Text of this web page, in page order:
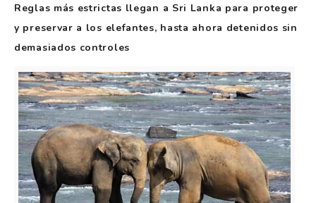
Reglas más estrictas llegan a Sri Lanka para proteger
y preservar a los elefantes, hasta ahora detenidos sin
demasiados controles